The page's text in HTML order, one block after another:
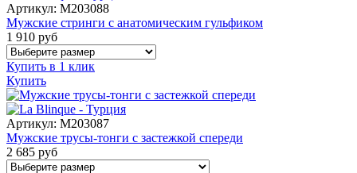
Артикул: M203088
Мужские стринги с анатомическим гульфиком
1 910 руб
Купить в 1 клик
Купить
Артикул: M203087
Мужские трусы-тонги с застежкой спереди
2 685 руб